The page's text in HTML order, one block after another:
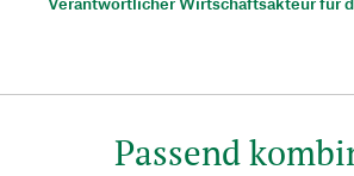
Passend